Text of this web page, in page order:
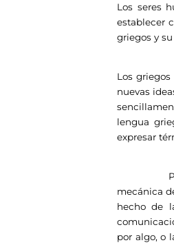
Los seres
establecer
griegos y
Los
nuevas
lengua
expresar
mecánica
hecho de
por algo, o